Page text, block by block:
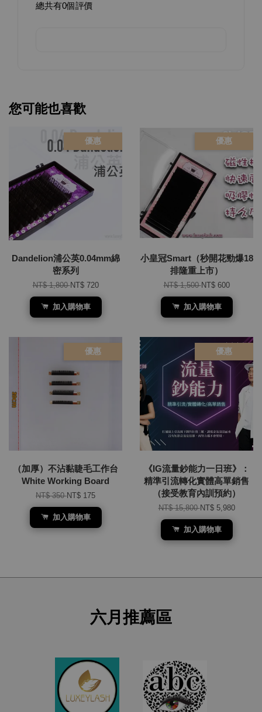
總共有0個評價
您可能也喜歡
優惠
Dandelion浦公英0.04mm綿
密系列
NT$ 1,800NT$ 720
加入購物車
優惠
小皇冠Smart（秒開花勁爆18
排隆重上市）
NT$ 1,500NT$ 600
加入購物車
優惠
（加厚）不沾黏睫毛工作台
White Working Board
NT$ 350NT$ 175
加入購物車
優惠
《IG流量鈔能力一日班》：
精準引流轉化實體高單銷售
（接受教育內訓預約）
NT$ 15,800NT$ 5,980
加入購物車
六月推薦區